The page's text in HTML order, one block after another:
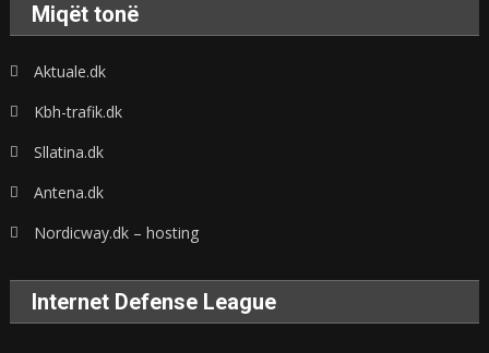
Miqët tonë
Aktuale.dk
Kbh-trafik.dk
Sllatina.dk
Antena.dk
Nordicway.dk – hosting
Internet Defense League